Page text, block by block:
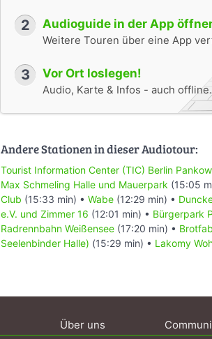
2 Audioguide in der App
Weitere Touren über eine App
3 Vor Ort loslegen!
Audio, Karte & Infos - auch offline.
Andere Stationen in dieser Audiotour:
Tourist Information Center (TIC) Berlin Pankow
Max Schmeling Halle und Mauerpark (15:05
Club (15:33 min) • Wabe (12:29 min) •
e.V. und Zimmer 16 (12:01 min) • Bürgerpark
Radrennbahn Weißensee (17:20 min) •
Seelenbinder Halle) (15:29 min) • Lakomy
Über uns